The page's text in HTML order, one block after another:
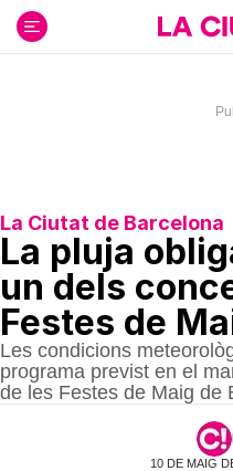
contenido
La Ciutat de Barcelona
La pluja
un dels
Festes de
Les condicions
programa previst en el
de les Festes de Maig de
10 DE MAIG